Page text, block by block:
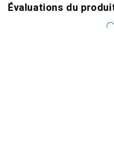
Évaluations du